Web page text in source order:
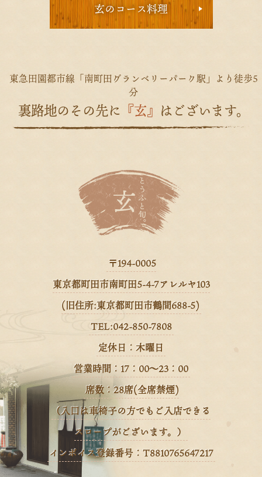
玄のコース料理
東急田園都市線「南町田グランベリーパーク駅」より徒歩5
分
裏路地のその先に 『玄』 はございます。
〒194-0005
東京都町田市南町田5-4-7アレルヤ103
(旧住所:東京都町田市鶴間688-5)
TEL:042-850-7808
定休日：木曜日
営業時間：17：00～23：00
席数：28席(全席禁煙)
（入口は車椅子の方でもご入店できる
スロープがございます。）
インボイス登録番号：T8810765647217